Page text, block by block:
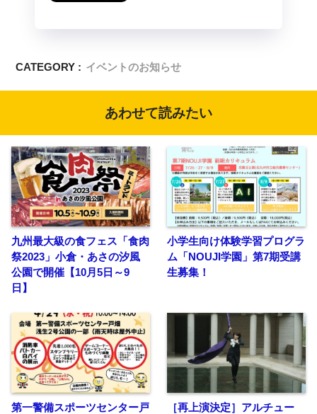
CATEGORY : イベントのお知らせ
あわせて読みたい
九州最大級の食フェス「食肉
祭2023」小倉・あさの汐風
公園で開催【10月5日～9
日】
小学生向け体験学習プログラ
ム「NOUJI学園」第7期受講
生募集！
第一警備スポーツセンター戸
［再上演決定］アルチュー